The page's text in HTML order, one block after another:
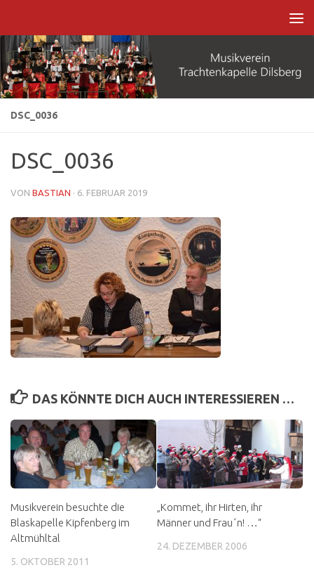
DSC_0036
DSC_0036
VON BASTIAN · 6. FEBRUAR 2019
DAS KÖNNTE DICH AUCH INTERESSIEREN …
Musikverein besuchte die
Blaskapelle Kipfenberg im
Altmühltal
5. OKTOBER 2011
„Kommet, ihr Hirten, ihr
Männer und Frau´n! …“
24. DEZEMBER 2006